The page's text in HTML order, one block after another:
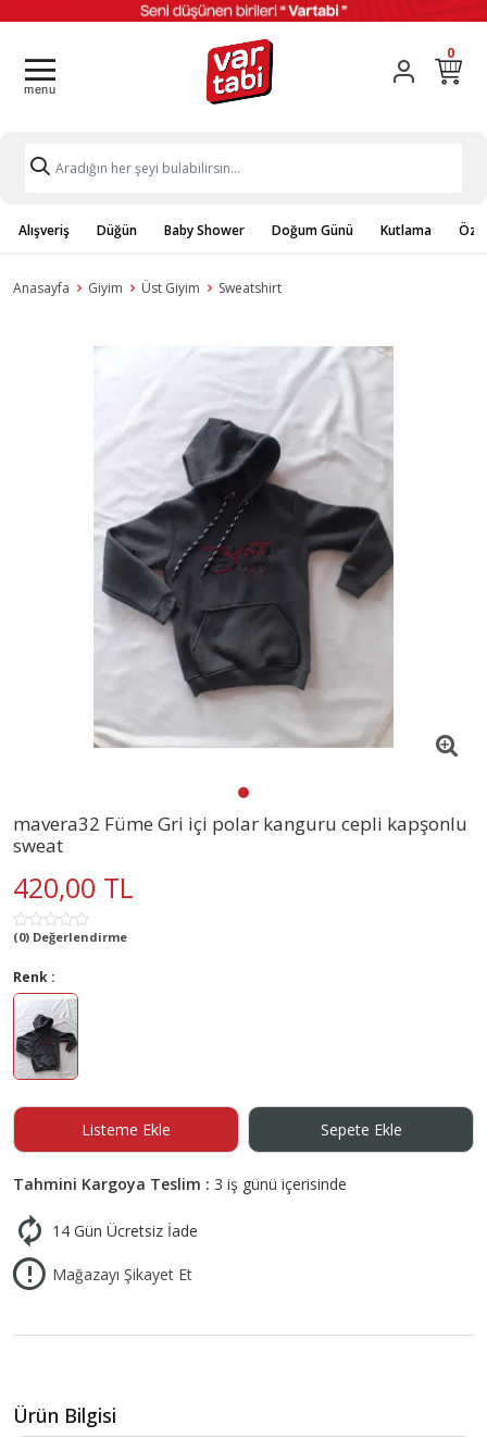
0
Alışveriş Düğün Baby Shower Doğum Günü Kutlama
Anasayfa Giyim Üst Giyim Sweatshirt
mavera32 Füme Gri içi polar kanguru cepli kapşonlu
sweat
420,00 TL
(0) Değerlendirme
Renk :
Listeme Ekle Sepete Ekle
Tahmini Kargoya Teslim : 3 iş günü içerisinde
14 Gün Ücretsiz İade
Mağazayı Şikayet Et
Ürün Bilgisi